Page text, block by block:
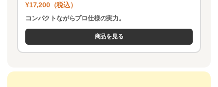
¥17,200（税込）
コンパクトながらプロ仕様の実力。
商品を見る